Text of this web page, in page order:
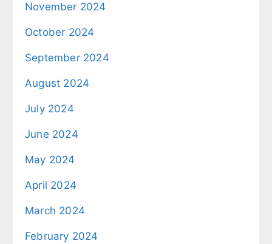
November 2024
October 2024
September 2024
August 2024
July 2024
June 2024
May 2024
April 2024
March 2024
February 2024